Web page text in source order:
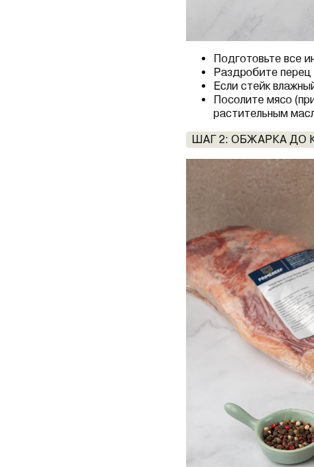
Подготовьте все
Раздробите перец
Если стейк
Посолите мясо
растительным
ШАГ 2: ОБЖАРКА ДО